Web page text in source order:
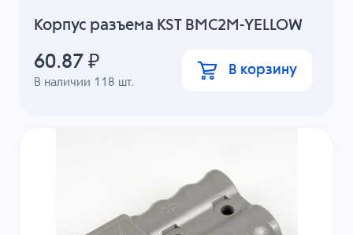
Корпус разъема KST BMC2M-YELLOW
В наличии 118 шт.
60.87 ₽ В корзину